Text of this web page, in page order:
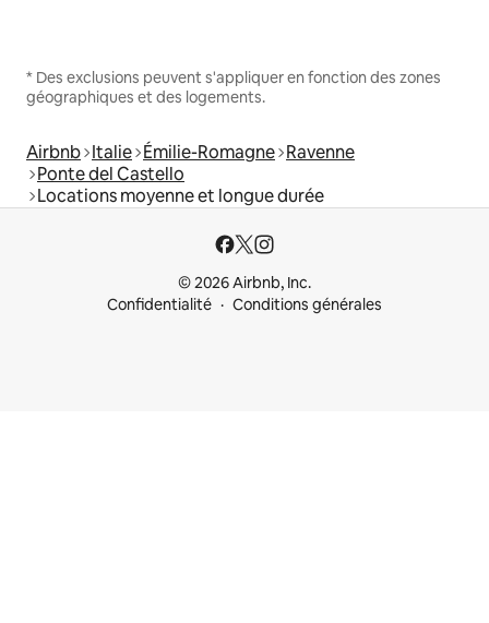
* Des exclusions peuvent s'appliquer en fonction des zones
géographiques et des logements.
Airbnb Italie Émilie-Romagne Ravenne
Ponte del Castello
Locations moyenne et longue durée
© 2026 Airbnb, Inc.
Confidentialité
Conditions générales